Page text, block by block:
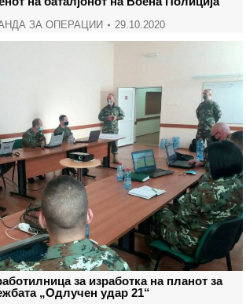
ЗА ОПЕРАЦИИ 29.10.2020
за изработка на планот за
„Одлучен удар 21“